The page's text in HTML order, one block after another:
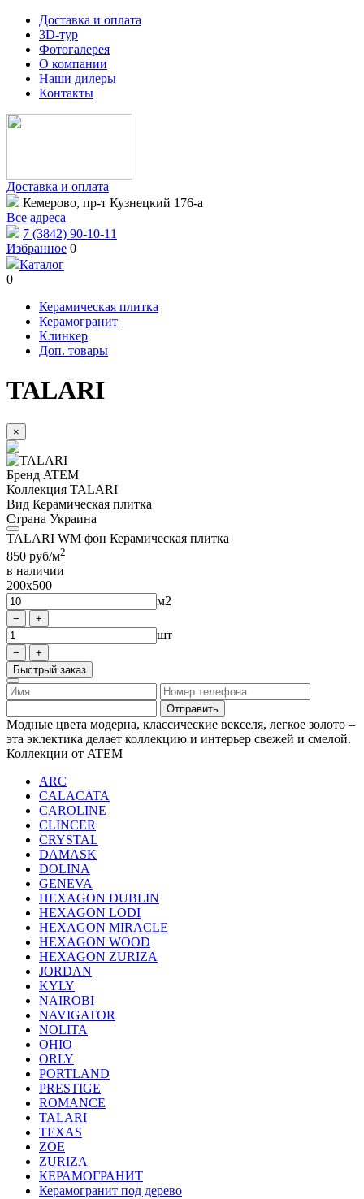
Доставка и оплата
3D-тур
Фотогалерея
О компании
Наши дилеры
Контакты
Доставка и оплата
Кемерово, пр-т Кузнецкий 176-а
Все адреса
7 (3842) 90-10-11
Избранное 0
Каталог
0
Керамическая плитка
Керамогранит
Клинкер
Доп. товары
TALARI
×
Бренд ATEM
Коллекция TALARI
Вид Керамическая плитка
Страна Украина
TALARI WM фон Керамическая плитка
850 руб/м2
в наличии
200x500
м2
шт
Быстрый заказ
Модные цвета модерна, классические векселя, легкое золото –
эта эклектика делает коллекцию и интерьер свежей и смелой.
Коллекции от ATEM
ARC
CALACATA
CAROLINE
CLINCER
CRYSTAL
DAMASK
DOLINA
GENEVA
HEXAGON DUBLIN
HEXAGON LODI
HEXAGON MIRACLE
HEXAGON WOOD
HEXAGON ZURIZA
JORDAN
KYLY
NAIROBI
NAVIGATOR
NOLITA
OHIO
ORLY
PORTLAND
PRESTIGE
ROMANCE
TALARI
TEXAS
ZOE
ZURIZA
КЕРАМОГРАНИТ
Керамогранит под дерево